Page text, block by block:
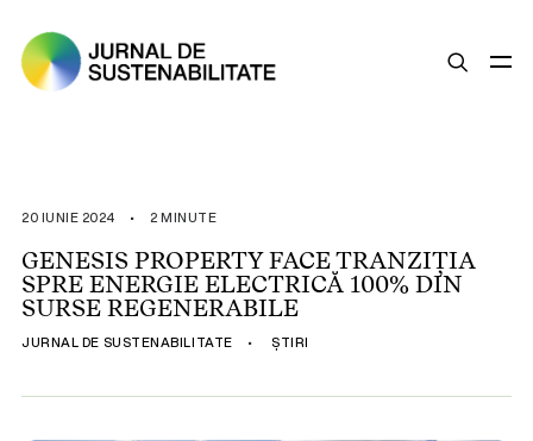
ȘTIRI
OPINII
ESG
COMPANII SUSTENABILE
20 IUNIE 2024 • 2 MINUTE
GENESIS PROPERTY FACE TRANZIȚIA
SPRE ENERGIE ELECTRICĂ 100% DIN
SURSE REGENERABILE
JURNAL DE SUSTENABILITATE • ȘTIRI